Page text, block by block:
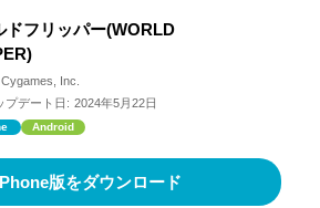
ドフリッパー(WORLD
Cygames, Inc.
プデート日: 2024年5月22日
Android
版をダウンロード